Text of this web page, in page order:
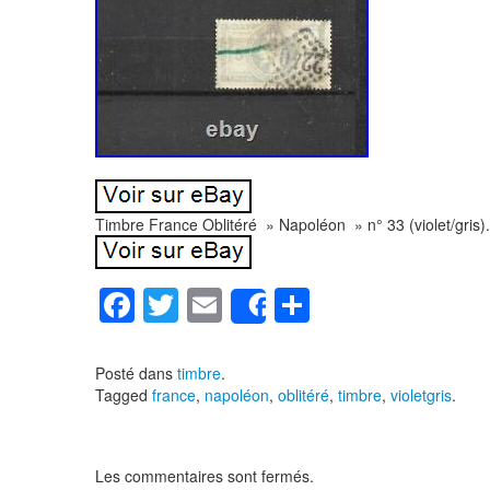
Timbre France Oblitéré » Napoléon » n° 33 (violet/gris).
F
c
e
T
tt
er
E
m
ail
Share
ta
g
Posté dans timbre.
Tagged france, napoléon, oblitéré, timbre, violetgris.
Les commentaires sont fermés.